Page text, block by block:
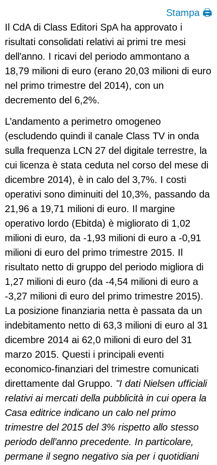
Stampa 🖨
Il CdA di Class Editori SpA ha approvato i
risultati consolidati relativi ai primi tre mesi
dell’anno. I ricavi del periodo ammontano a
18,79 milioni di euro (erano 20,03 milioni di euro
nel primo trimestre del 2014), con un
decremento del 6,2%.
L’andamento a perimetro omogeneo
(escludendo quindi il canale Class TV in onda
sulla frequenza LCN 27 del digitale terrestre, la
cui licenza è stata ceduta nel corso del mese di
dicembre 2014), è in calo del 3,7%. I costi
operativi sono diminuiti del 10,3%, passando da
21,96 a 19,71 milioni di euro. Il margine
operativo lordo (Ebitda) è migliorato di 1,02
milioni di euro, da -1,93 milioni di euro a -0,91
milioni di euro del primo trimestre 2015. Il
risultato netto di gruppo del periodo migliora di
1,27 milioni di euro (da -4,54 milioni di euro a
-3,27 milioni di euro del primo trimestre 2015).
La posizione finanziaria netta è passata da un
indebitamento netto di 63,3 milioni di euro al 31
dicembre 2014 ai 62,0 milioni di euro del 31
marzo 2015. Questi i principali eventi
economico-finanziari del trimestre comunicati
direttamente dal Gruppo. "I dati Nielsen ufficiali
relativi ai mercati della pubblicità in cui opera la
Casa editrice indicano un calo nel primo
trimestre del 2015 del 3% rispetto allo stesso
periodo dell’anno precedente. In particolare,
permane il segno negativo sia per i quotidiani